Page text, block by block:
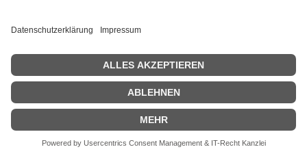
2060 SAS 12G 2U 12-disk LFF
Generation - Speichergehäuse
- 12 Schächte (SAS-3)
Hersteller-Nr.:R0Q39BR
HPE Modular Smart Array 2060 SAS 12G
2U 12-disk LFF Drive Enclosure - 6th
Schächte (SAS-3) - Rack - einbaufähig - 2U -
wieder auf den Markt gebracht